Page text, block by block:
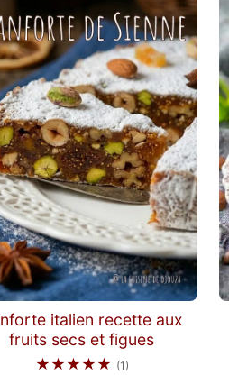
italien recette aux
fruits secs et figues
★★★★★ (1)